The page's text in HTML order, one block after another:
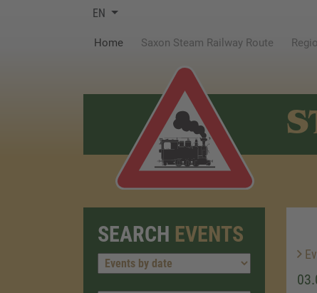
EN
Home(current)Saxon Steam Railway Route
SEARCH EVENTS